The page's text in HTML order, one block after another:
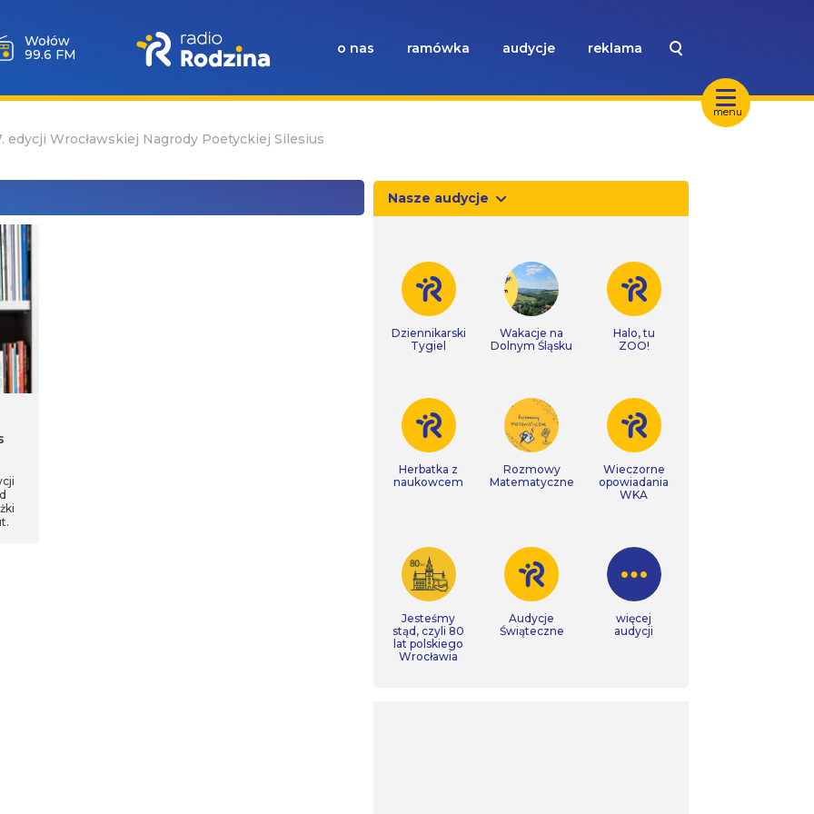
menu
Wołów
99.6 FM
o nas ramówka audycje reklama
edycji Wrocławskiej Nagrody Poetyckiej Silesius
Nasze audycje
Dziennikarski
Tygiel
Wakacje na
Dolnym Śląsku
Halo, tu
ZOO!
Herbatka z
naukowcem
Rozmowy
Matematyczne
Wieczorne
opowiadania
WKA
Jesteśmy
stąd, czyli 80
lat polskiego
Wrocławia
Audycje
Świąteczne
więcej
audycji